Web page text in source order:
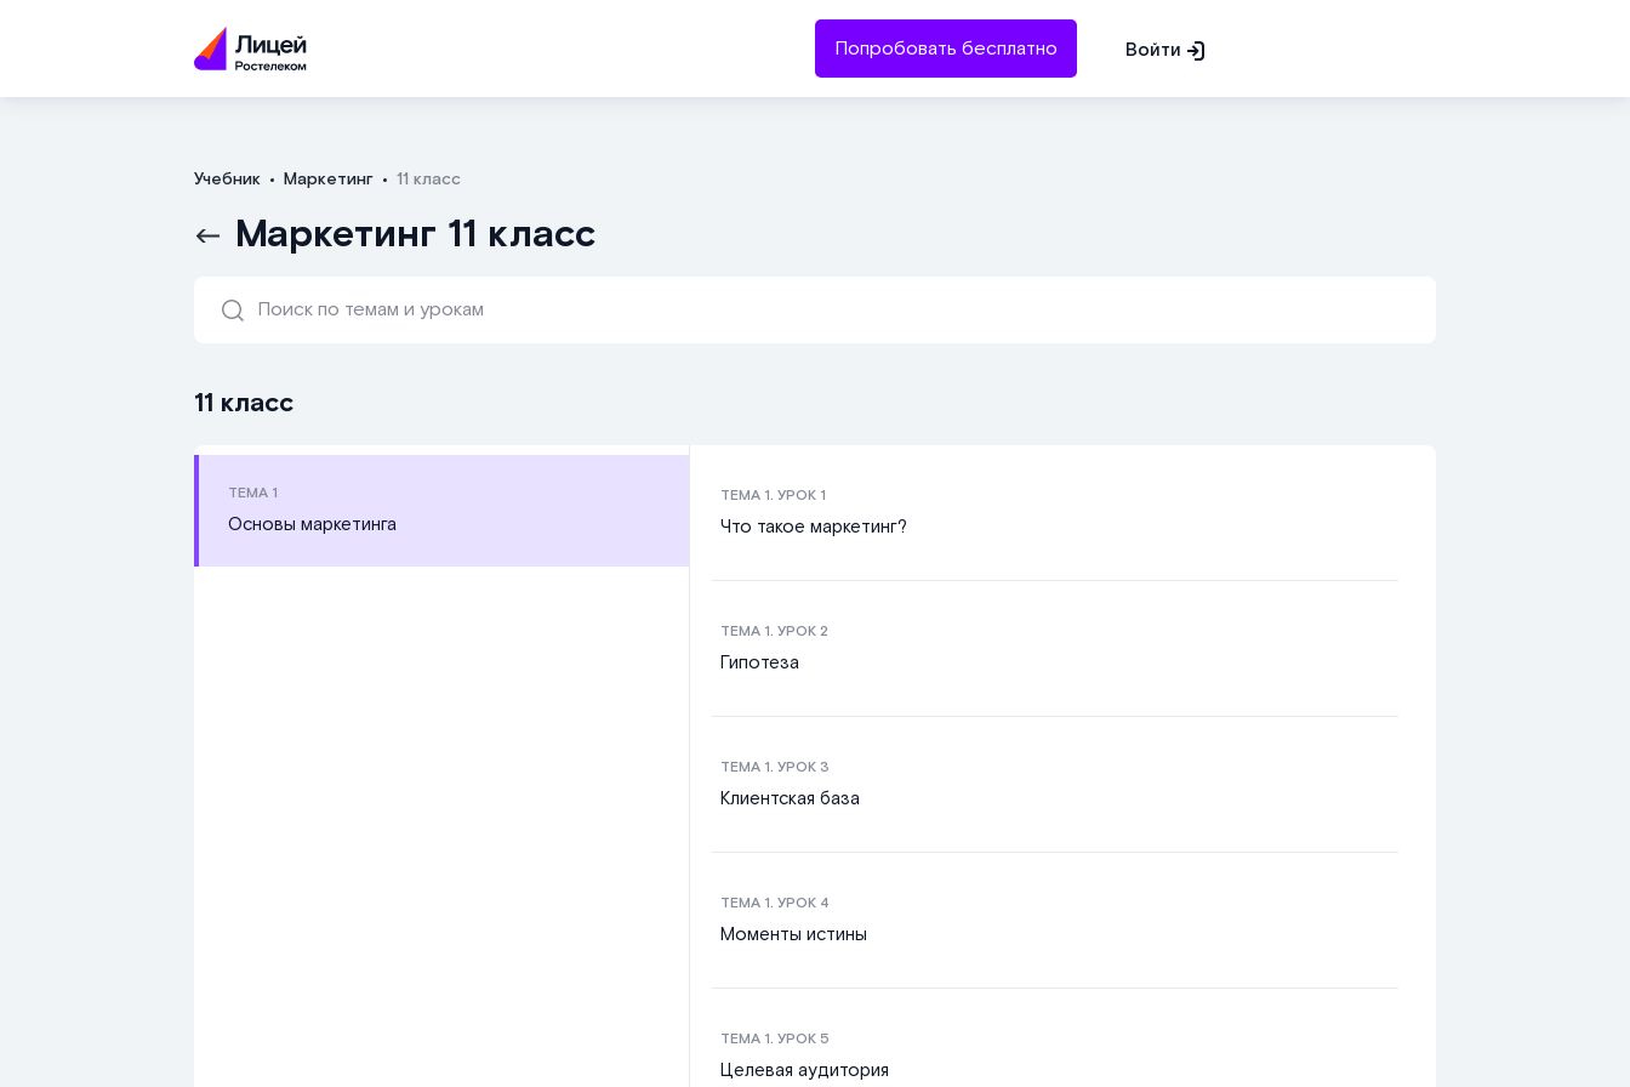
Попробовать бесплатно Войти
Учебник Маркетинг 11 класс
Маркетинг 11 класс
11 класс
ТЕМА 1
Основы маркетинга
ТЕМА 1. УРОК 1
Что такое маркетинг?
ТЕМА 1. УРОК 2
Гипотеза
ТЕМА 1. УРОК 3
Клиентская база
ТЕМА 1. УРОК 4
Моменты истины
ТЕМА 1. УРОК 5
Целевая аудитория